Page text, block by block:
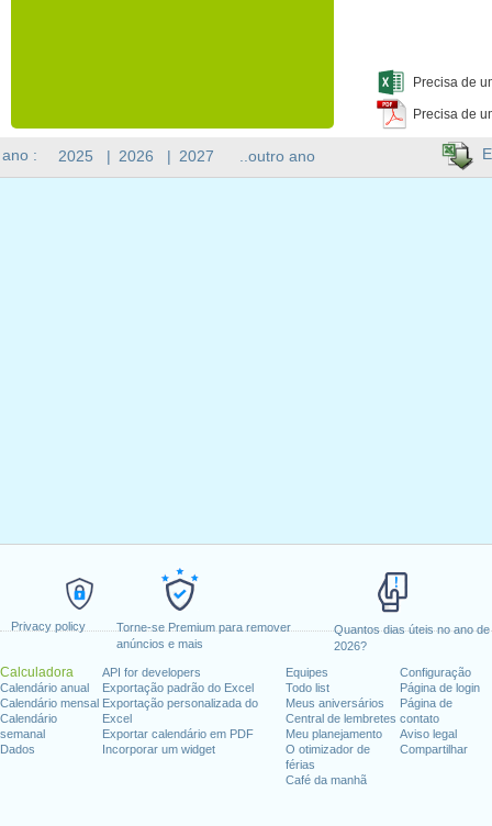
Privacy policy
Torne-se Premium para remover
anúncios e mais
Quantos dias úteis no ano de
2026?
Calculadora
Calendário anual
Calendário mensal
Calendário
semanal
Dados
API for developers
Exportação padrão do Excel
Exportação personalizada do
Excel
Exportar calendário em PDF
Incorporar um widget
Equipes
Todo list
Meus aniversários
Central de lembretes
Meu planejamento
O otimizador de
férias
Café da manhã
Configuração
Página de login
Página de
contato
Aviso legal
Compartilhar
Precisa de
Precisa de
: 2025 | 2026 | 2027 ..outro ano